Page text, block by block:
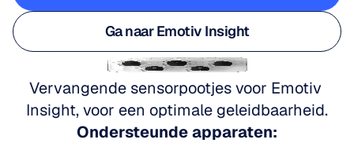
Nu kopen
Ga naar Emotiv Insight
Ga naar Emotiv Insight
Vervangende sensorpootjes voor Emotiv
Insight, voor een optimale geleidbaarheid.
Ondersteunde apparaten: